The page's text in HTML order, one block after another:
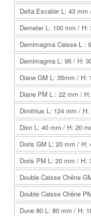
Delta Escalier L: 43 mm
Demeter L: 100 mm / H:
Demimagma Caisse L :
Demimagma L: 95 / H:
Diane GM L: 35mm / H:
Diane PM L : 22 mm /
Dimitrius L: 124 mm / H:
Dion L: 40 mm / H: 20
Doris GM L: 20 mm / H:
Doris PM L: 20 mm / H:
Double Caisse Chêne
Double Caisse Chêne
Dune 80 L: 80 mm / H: